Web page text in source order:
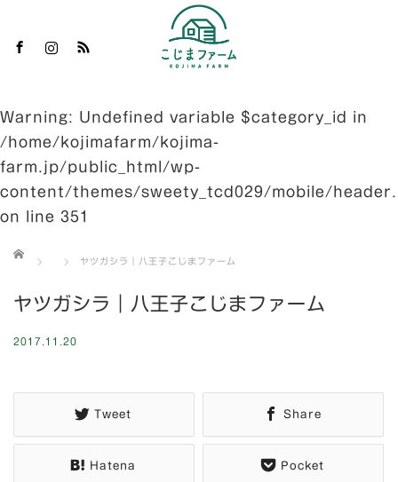
Warning: Undefined variable $category_id in
/home/kojimafarm/kojima-
farm.jp/public_html/wp-
content/themes/sweety_tcd029/mobile/
on line 351
ホーム
ヤツガシラ｜八王子こじまファーム
ヤツガシラ｜八王子こじまファーム
2017.11.20
Tweet Share
Hatena Pocket